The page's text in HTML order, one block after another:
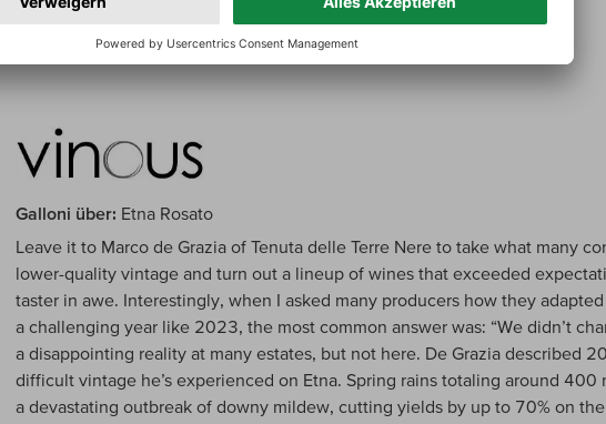
balanced by a tingling acidity. It is a serious wine with a medium finish.
Galloni über: Etna Rosato
Leave it to Marco de Grazia of Tenuta delle Terre Nere to take what many
lower-quality vintage and turn out a lineup of wines that exceeded
taster in awe. Interestingly, when I asked many producers how they
a challenging year like 2023, the most common answer was: “We didn’t
a disappointing reality at many estates, but not here. De Grazia described
difficult vintage he’s experienced on Etna. Spring rains totaling around 400
a devastating outbreak of downy mildew, cutting yields by up to 70% on